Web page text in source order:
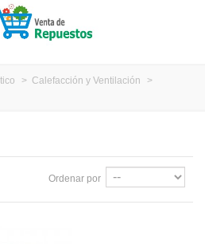
> Calefacción y Ventilación
>
Ordenar por